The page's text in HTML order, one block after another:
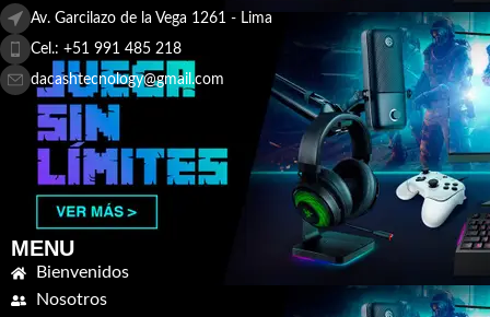
Av. Garcilazo de la Vega 1261 - Lima
Cel.: +51 991 485 218
dacashtecnology@gmail.com
MENU
Bienvenidos
Nosotros